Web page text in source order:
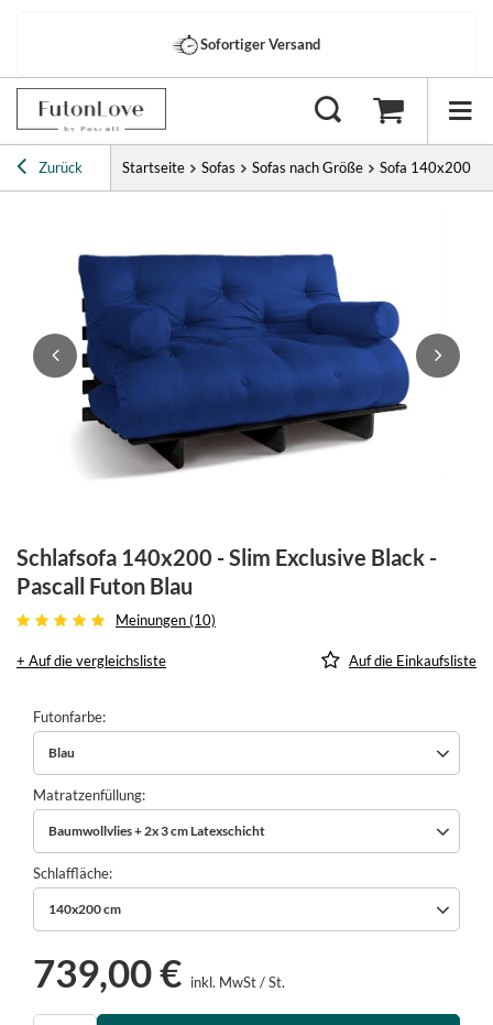
Sofortiger Versand
Zurück Startseite Sofas Sofas nach Größe Sofa 140x200
Schlafsofa 140x200 - Slim Exclusive Black -
Pascall Futon Blau
Meinungen (10)
+ Auf die vergleichsliste Auf die Einkaufsliste
Futonfarbe
Blau
Matratzenfüllung
Baumwollvlies + 2x 3 cm Latexschicht
Schlaffläche
140x200 cm
739,00 € inkl. MwSt/St.